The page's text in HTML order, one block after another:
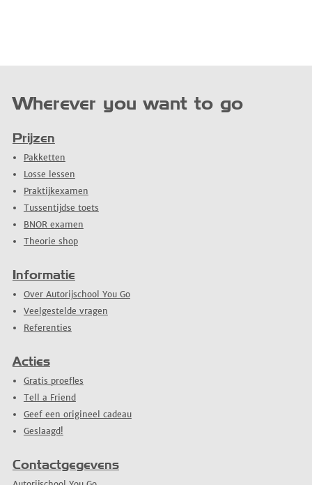
Wherever you want to go
Prijzen
Pakketten
Losse lessen
Praktijkexamen
Tussentijdse toets
BNOR examen
Theorie shop
Informatie
Over Autorijschool You Go
Veelgestelde vragen
Referenties
Acties
Gratis proefles
Tell a Friend
Geef een origineel cadeau
Geslaagd!
Contactgegevens